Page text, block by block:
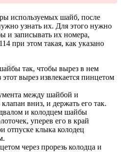
используемых шайб, после
узнать их. Для этого нужно
и записывать их номера,
при этом такая, как указано
так, чтобы вырез в нем
вырез извлекается пинцетом
между шайбой и
вниз, и держать его так.
и колодцем шайбы
уперев его в край
отпуске клыка колодец
через прорезь колодца и